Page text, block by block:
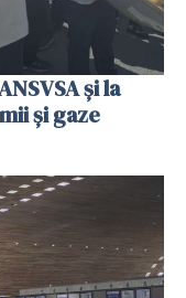
și la
și gaze